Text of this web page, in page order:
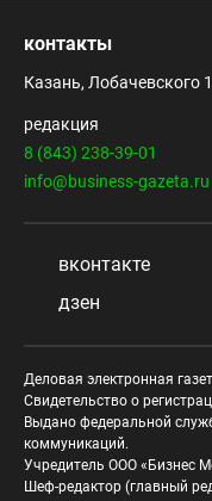
контакты
Казань, Лобачевского
редакция
8 (843) 238-39-01
info@business-gazeta.ru
вконтакте
дзен
Деловая электронная
Свидетельство о
Выдано федеральной
коммуникаций.
Учредитель ООО «Бизнес
Шеф-редактор (главный